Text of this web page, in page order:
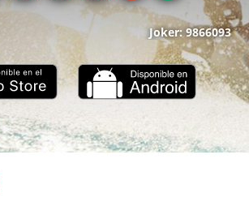
Joker: 9866093